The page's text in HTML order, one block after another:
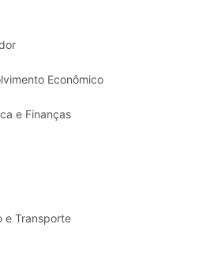
Trabalho e Desenvolvimento Econômico
e Finanças
e Transporte